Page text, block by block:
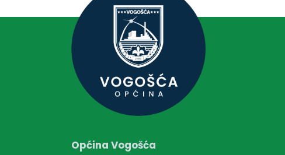
Općina Vogošća